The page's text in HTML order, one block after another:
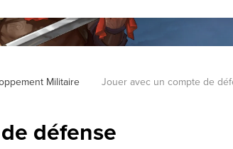
Militaire Jouer avec un compte de
défense